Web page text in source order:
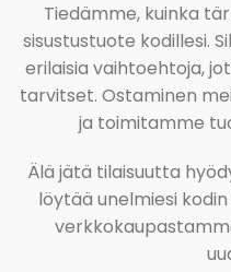
Tiedämme, kuinka
sisustustuote kodillesi.
erilaisia vaihtoehtoja,
tarvitset. Ostaminen
ja toimitamme
Älä jätä tilaisuutta
löytää unelmiesi